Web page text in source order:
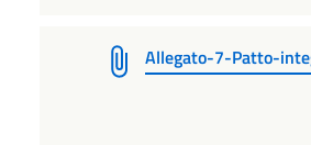
Allegato-7-Patto-